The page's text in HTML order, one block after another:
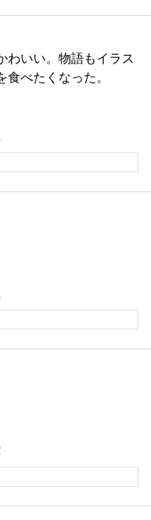
わいい。物語もイラス
食べたくなった。